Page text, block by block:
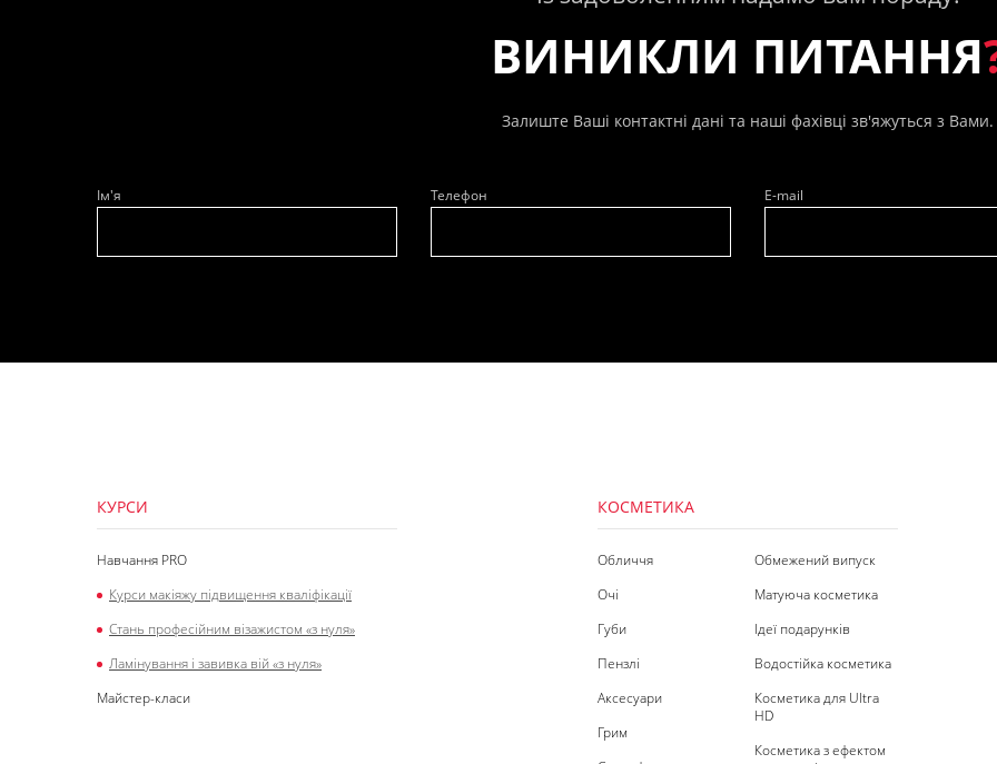
ВИНИКЛИ ПИТАННЯ
Залиште Ваші контактні дані та наші фахівці зв'яжуться з Вами.
Ім'я Телефон E-mail
КУРСИ
Навчання PRO
Курси макіяжу підвищення кваліфікації
Стань професійним візажистом «з нуля»
Ламінування і завивка вій «з нуля»
Майстер-класи
КОСМЕТИКА
Обличчя
Очі
Губи
Пензлі
Аксесуари
Грим
Обмежений випуск
Матуюча косметика
Ідеї подарунків
Водостійка косметика
Косметика для Ultra
HD
Косметика з ефектом